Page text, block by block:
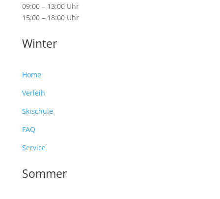
09:00 – 13:00 Uhr
15:00 – 18:00 Uhr
Winter
Home
Verleih
Skischule
FAQ
Service
Sommer